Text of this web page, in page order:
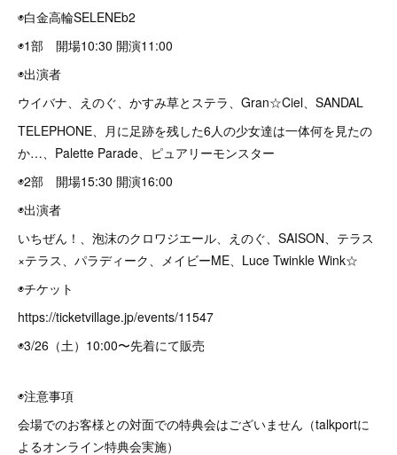
◉白金高輪SELENEb2
◉1部 開場10:30 開演11:00
◉出演者
ウイバナ、えのぐ、かすみ草とステラ、Gran☆Ciel、SANDAL
TELEPHONE、月に足跡を残した6人の少女達は一体何を見たの
か…、Palette Parade、ピュアリーモンスター
◉2部 開場15:30 開演16:00
◉出演者
いちぜん！、泡沫のクロワジエール、えのぐ、SAISON、テラス
×テラス、パラディーク、メイビーME、Luce Twinkle Wink☆
◉チケット
https://ticketvillage.jp/events/11547
◉3/26（土）10:00〜先着にて販売
◉注意事項
会場でのお客様との対面での特典会はございません（talkportに
よるオンライン特典会実施）